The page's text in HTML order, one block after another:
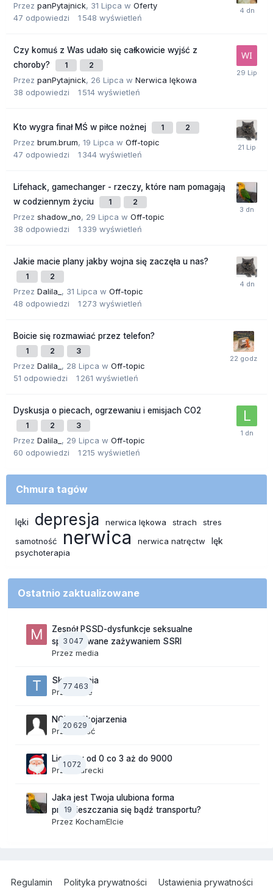
Przez panPytajnick, 31 Lipca w Oferty
47 odpowiedzi 1 548 wyświetleń
Czy komuś z Was udało się całkowicie wyjść z
choroby?
1 2
Przez panPytajnick, 26 Lipca w Nerwica lękowa
38 odpowiedzi 1 514 wyświetleń
Kto wygra finał MŚ w piłce nożnej 1 2
Przez brum.brum, 19 Lipca w Off-topic
47 odpowiedzi 1 344 wyświetleń
Lifehack, gamechanger - rzeczy, które nam pomagają
w codziennym życiu
1 2
Przez shadow_no, 29 Lipca w Off-topic
38 odpowiedzi 1 339 wyświetleń
Jakie macie plany jakby wojna się zaczęła u nas?
1 2
Przez Dalila_ , 31 Lipca w Off-topic
48 odpowiedzi 1 273 wyświetleń
Boicie się rozmawiać przez telefon?
1 2 3
Przez Dalila_ , 28 Lipca w Off-topic
51 odpowiedzi 1 261 wyświetleń
Dyskusja o piecach, ogrzewaniu i emisjach CO2
1 2 3
Przez Dalila_ , 29 Lipca w Off-topic
60 odpowiedzi 1 215 wyświetleń
Chmura tagów
lęki depresja nerwica lękowa strach
stres
samotność
nerwica nerwica natręctw lęk
psychoterapia
Ostatnio zaktualizowane
3 047
Zespół PSSD-dysfunkcje seksualne
spowodowane zażywaniem SSRI
Przez media
77 463
Skojarzenia
Przez tede
20 629
NOWE Skojarzenia
Przez Gość
1 072
Liczymy od 0 co 3 aż do 9000
Przez Jurecki
19
Jaka jest Twoja ulubiona forma
przemieszczania się bądź transportu?
Przez KochamElcie
Regulamin Polityka prywatności
Ustawienia prywatności